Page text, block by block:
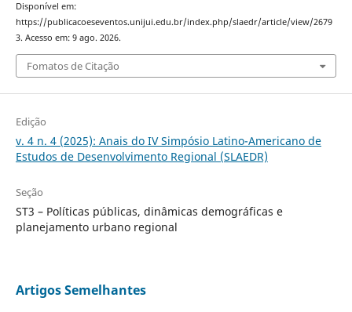
Disponível em:
https://publicacoeseventos.unijui.edu.br/index.php/slaedr/article/view/2679
3. Acesso em: 9 ago. 2026.
Fomatos de Citação
Edição
v. 4 n. 4 (2025): Anais do IV Simpósio Latino-Americano de
Estudos de Desenvolvimento Regional (SLAEDR)
Seção
ST3 – Políticas públicas, dinâmicas demográficas e
planejamento urbano regional
Artigos Semelhantes